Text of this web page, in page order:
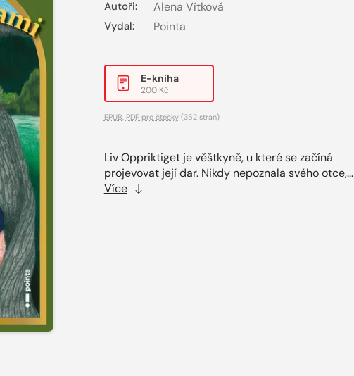
Autoři: Alena Vítková
Vydal: Pointa
E-kniha
200 Kč
EPUB PDF pro čtečky(352 stran)
Liv Oppriktiget je věštkyně, u které se začíná
projevovat její dar. Nikdy nepoznala svého otce,...
Více